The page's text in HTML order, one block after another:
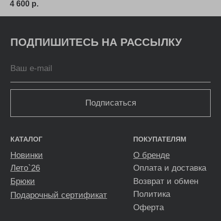
4 600 р.
Pinterest